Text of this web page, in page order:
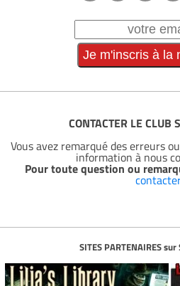
CONTACTER LE CLUB
Vous avez remarqué des erreurs
information à nous
Pour toute question ou
contacter
SITES PARTENAIRES